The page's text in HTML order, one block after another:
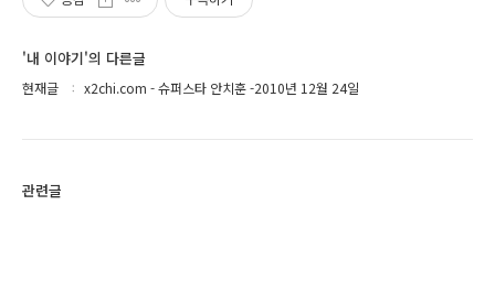
'내 이야기'의 다른글
현재글 x2chi.com - 슈퍼스타 안치훈 -2010년 12월 24일
관련글